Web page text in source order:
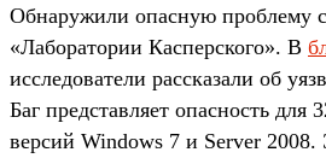
Обнаружили опасную проблему
«Лаборатории Касперского». В
исследователи рассказали об
Баг представляет опасность для
версий Windows 7 и Server 2008.